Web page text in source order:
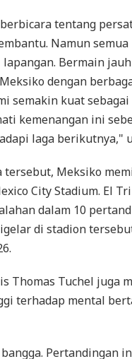
tentang
Namun
Bermain
dengan
semakin kuat
kemenangan ini
laga berikutnya,"
tersebut, Meksiko
City Stadium. El
dalam 10
di stadion
Thomas Tuchel juga
terhadap mental
Pertandingan